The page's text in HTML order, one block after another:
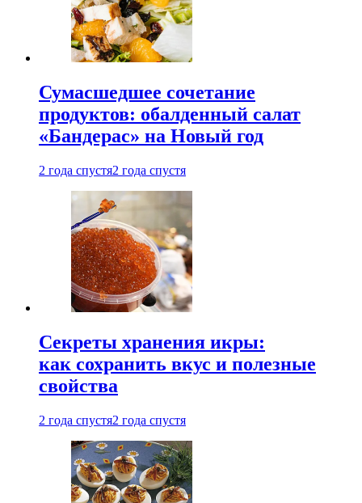
Сумасшедшее сочетание
продуктов: обалденный салат
«Бандерас» на Новый год
2 года спустя2 года спустя
Секреты хранения икры:
как сохранить вкус и полезные
свойства
2 года спустя2 года спустя